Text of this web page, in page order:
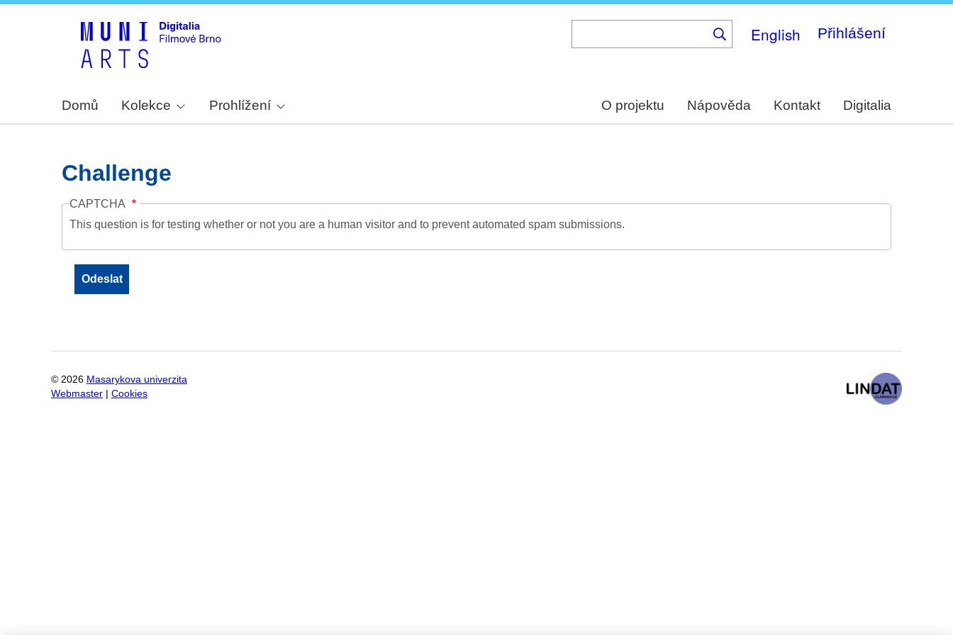
English Přihlášení
Domů Kolekce Prohlížení O projektu Nápověda Kontakt Digitalia
Challenge
CAPTCHA
This question is for testing whether or not you are a human visitor and to prevent automated spam submissions.
© 2026 Masarykova univerzita
Webmaster
Cookies